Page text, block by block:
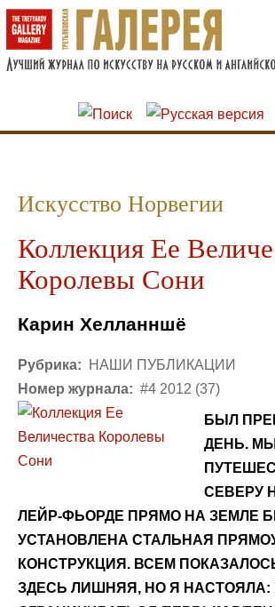
Перейти к основному содержанию
Skip to search
Искусство Норвегии
Коллекция Ее
Королевы Сони
Карин Хелланншё
Рубрика:
НАШИ ПУБЛИКАЦИИ
Номер журнала: #4 2012 (37)
БЫЛ
ДЕНЬ. МЫ
СЕВЕРУ
ЛЕЙР-ФЬОРДЕ ПРЯМО НА ЗЕМЛЕ
УСТАНОВЛЕНА СТАЛЬНАЯ
КОНСТРУКЦИЯ. ВСЕМ
ЗДЕСЬ ЛИШНЯЯ, НО Я НАСТОЯЛА: